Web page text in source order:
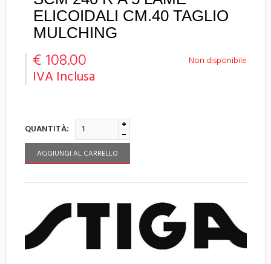
ELICOIDALI CM.40 TAGLIO
MULCHING
Non disponibile
€ 108.00
IVA Inclusa
QUANTITÀ:
AGGIUNGI AL CARRELLO